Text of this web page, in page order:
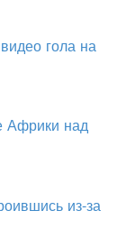
гола на
Африки над
из-за